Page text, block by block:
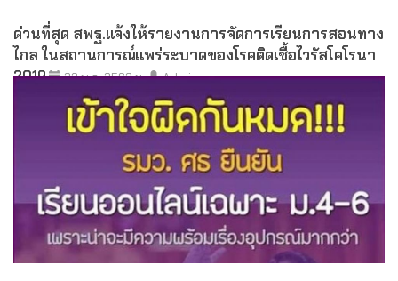
ด่วนที่สุด สพฐ.แจ้งให้รายงานการจัดการเรียนการสอนทาง
ไกล ในสถานการณ์แพร่ระบาดของโรคติดเชื้อไวรัสโคโรนา
2019
23 พ.ค. 2563 น. Admin